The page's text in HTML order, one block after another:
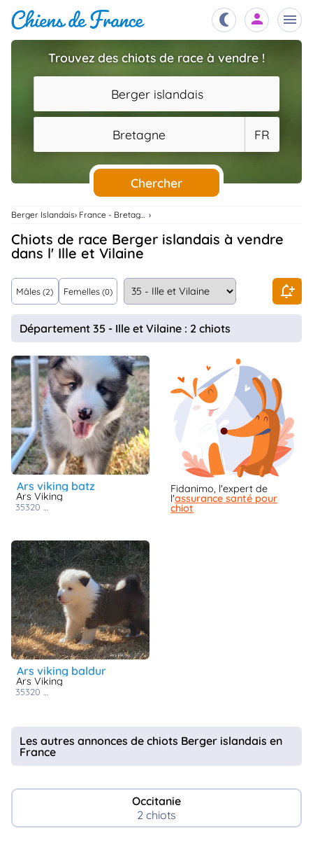
Chiots
Éleveurs
Étalons
Chiens
Services
..
Assurances
Connexion
Trouvez des chiots de race à vendre !
Berger islandais
Bretagne FR
Chercher
Berger Islandais France - Bretagne
Chiots de race Berger islandais à vendre
dans l' Ille et Vilaine
Mâles (2) Femelles (0)
Département 35 - Ille et Vilaine : 2 chiots
ars viking batz
Ars Viking
35320
Fidanimo, l'expert de
l'assurance santé pour
chiot
ars viking baldur
Ars Viking
35320
Les autres annonces de chiots Berger islandais en
France
Occitanie
2 chiots